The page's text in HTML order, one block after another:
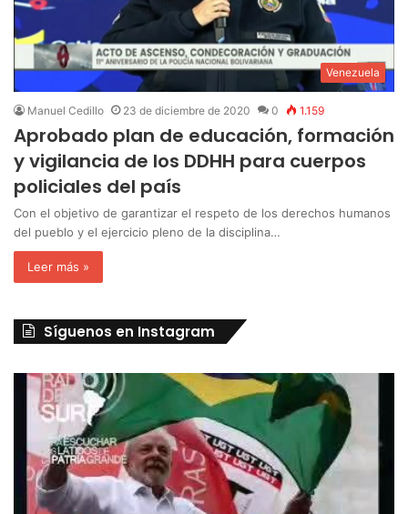
Venezuela
Manuel Cedillo 23 de diciembre de 2020 0 1.159
Aprobado plan de educación, formación
y vigilancia de los DDHH para cuerpos
policiales del país
Con el objetivo de garantizar el respeto de los derechos humanos
del pueblo y el ejercicio pleno de la disciplina…
Leer más »
Síguenos en Instagram